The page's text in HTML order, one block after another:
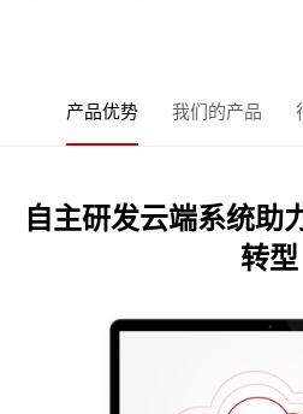
产品优势 我们的产品
自主研发云端系统助
转型